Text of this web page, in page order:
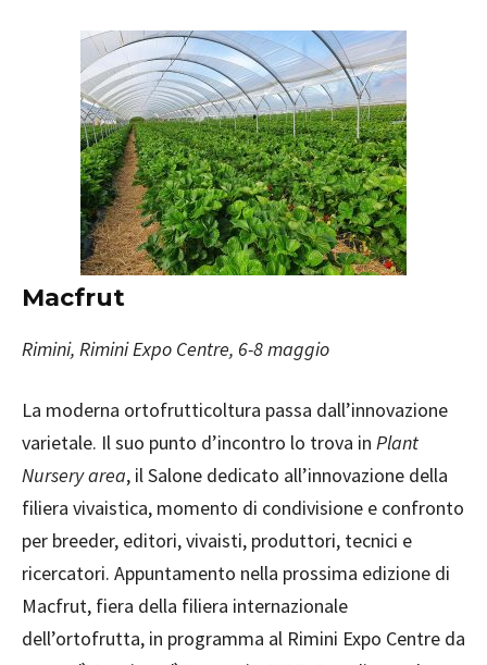
Macfrut
Rimini, Rimini Expo Centre, 6-8 maggio
La moderna ortofrutticoltura passa dall’innovazione
varietale. Il suo punto d’incontro lo trova in Plant
Nursery area, il Salone dedicato all’innovazione della
filiera vivaistica, momento di condivisione e confronto
per breeder, editori, vivaisti, produttori, tecnici e
ricercatori. Appuntamento nella prossima edizione di
Macfrut, fiera della filiera internazionale
dell’ortofrutta, in programma al Rimini Expo Centre da